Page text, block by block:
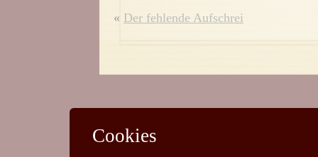
« Der fehlende Aufschrei
Cookies